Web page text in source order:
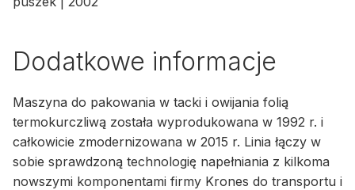
Dodatkowe informacje
Maszyna do pakowania w tacki i owijania folią
termokurczliwą została wyprodukowana w 1992 r. i
całkowicie zmodernizowana w 2015 r. Linia łączy w
sobie sprawdzoną technologię napełniania z kilkoma
nowszymi komponentami firmy Krones do transportu i